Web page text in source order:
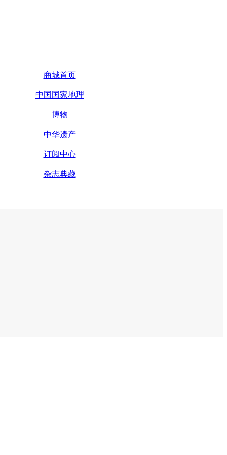
商城首页
中国国家地理
博物
中华遗产
订阅中心
杂志典藏